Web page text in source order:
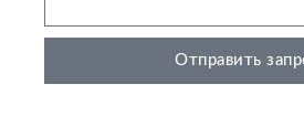
Отправить